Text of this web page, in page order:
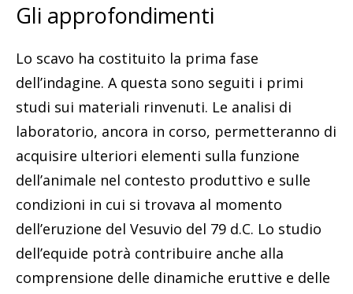
Gli approfondimenti
Lo scavo ha costituito la prima fase
dell’indagine. A questa sono seguiti i primi
studi sui materiali rinvenuti. Le analisi di
laboratorio, ancora in corso, permetteranno di
acquisire ulteriori elementi sulla funzione
dell’animale nel contesto produttivo e sulle
condizioni in cui si trovava al momento
dell’eruzione del Vesuvio del 79 d.C. Lo studio
dell’equide potrà contribuire anche alla
comprensione delle dinamiche eruttive e delle